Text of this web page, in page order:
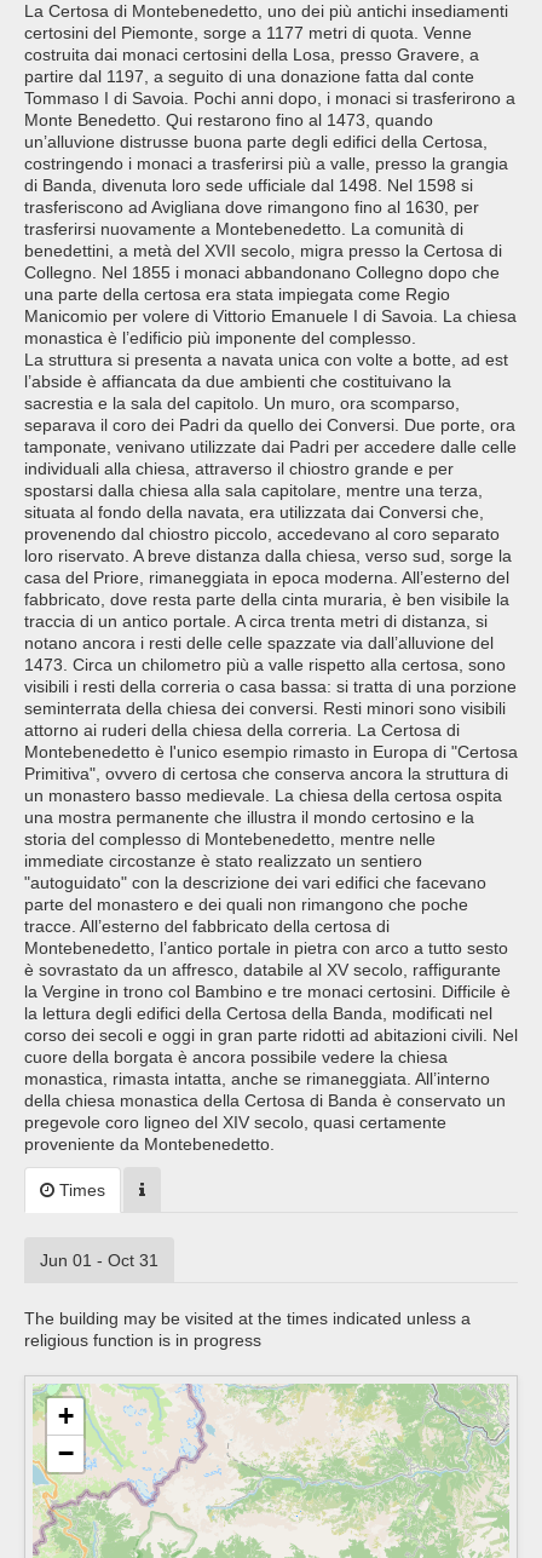
La Certosa di Montebenedetto, uno dei più antichi insediamenti
certosini del Piemonte, sorge a 1177 metri di quota. Venne
costruita dai monaci certosini della Losa, presso Gravere, a
partire dal 1197, a seguito di una donazione fatta dal conte
Tommaso I di Savoia. Pochi anni dopo, i monaci si trasferirono a
Monte Benedetto. Qui restarono fino al 1473, quando
un’alluvione distrusse buona parte degli edifici della Certosa,
costringendo i monaci a trasferirsi più a valle, presso la grangia
di Banda, divenuta loro sede ufficiale dal 1498. Nel 1598 si
trasferiscono ad Avigliana dove rimangono fino al 1630, per
trasferirsi nuovamente a Montebenedetto. La comunità di
benedettini, a metà del XVII secolo, migra presso la Certosa di
Collegno. Nel 1855 i monaci abbandonano Collegno dopo che
una parte della certosa era stata impiegata come Regio
Manicomio per volere di Vittorio Emanuele I di Savoia. La chiesa
monastica è l’edificio più imponente del complesso.
La struttura si presenta a navata unica con volte a botte, ad est
l’abside è affiancata da due ambienti che costituivano la
sacrestia e la sala del capitolo. Un muro, ora scomparso,
separava il coro dei Padri da quello dei Conversi. Due porte, ora
tamponate, venivano utilizzate dai Padri per accedere dalle celle
individuali alla chiesa, attraverso il chiostro grande e per
spostarsi dalla chiesa alla sala capitolare, mentre una terza,
situata al fondo della navata, era utilizzata dai Conversi che,
provenendo dal chiostro piccolo, accedevano al coro separato
loro riservato. A breve distanza dalla chiesa, verso sud, sorge la
casa del Priore, rimaneggiata in epoca moderna. All’esterno del
fabbricato, dove resta parte della cinta muraria, è ben visibile la
traccia di un antico portale. A circa trenta metri di distanza, si
notano ancora i resti delle celle spazzate via dall’alluvione del
1473. Circa un chilometro più a valle rispetto alla certosa, sono
visibili i resti della correria o casa bassa: si tratta di una porzione
seminterrata della chiesa dei conversi. Resti minori sono visibili
attorno ai ruderi della chiesa della correria. La Certosa di
Montebenedetto è l'unico esempio rimasto in Europa di "Certosa
Primitiva", ovvero di certosa che conserva ancora la struttura di
un monastero basso medievale. La chiesa della certosa ospita
una mostra permanente che illustra il mondo certosino e la
storia del complesso di Montebenedetto, mentre nelle
immediate circostanze è stato realizzato un sentiero
"autoguidato" con la descrizione dei vari edifici che facevano
parte del monastero e dei quali non rimangono che poche
tracce. All’esterno del fabbricato della certosa di
Montebenedetto, l’antico portale in pietra con arco a tutto sesto
è sovrastato da un affresco, databile al XV secolo, raffigurante
la Vergine in trono col Bambino e tre monaci certosini. Difficile è
la lettura degli edifici della Certosa della Banda, modificati nel
corso dei secoli e oggi in gran parte ridotti ad abitazioni civili. Nel
cuore della borgata è ancora possibile vedere la chiesa
monastica, rimasta intatta, anche se rimaneggiata. All’interno
della chiesa monastica della Certosa di Banda è conservato un
pregevole coro ligneo del XIV secolo, quasi certamente
proveniente da Montebenedetto.
Times
Jun 01 - Oct 31
The building may be visited at the times indicated unless a
religious function is in progress
+
−